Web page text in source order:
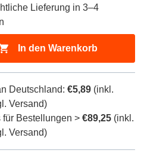
ProductDropProductDrop
Lieferung in 3–4
In den Warenkorb
Deutschland:€5,89 (inkl.
Versand)
für Bestellungen >€89,25 (inkl.
Versand)